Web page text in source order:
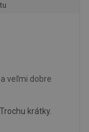
veľmi dobre
Trochu krátky.